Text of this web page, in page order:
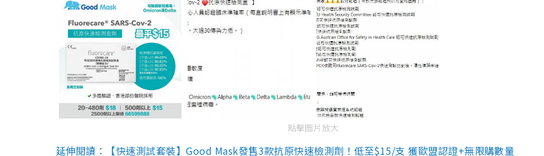
點擊圖片放大
延伸閱讀：【快速測試套裝】Good Mask發售3款抗原快速檢測劑！低至$15/支 獲歐盟認證+無限購數量